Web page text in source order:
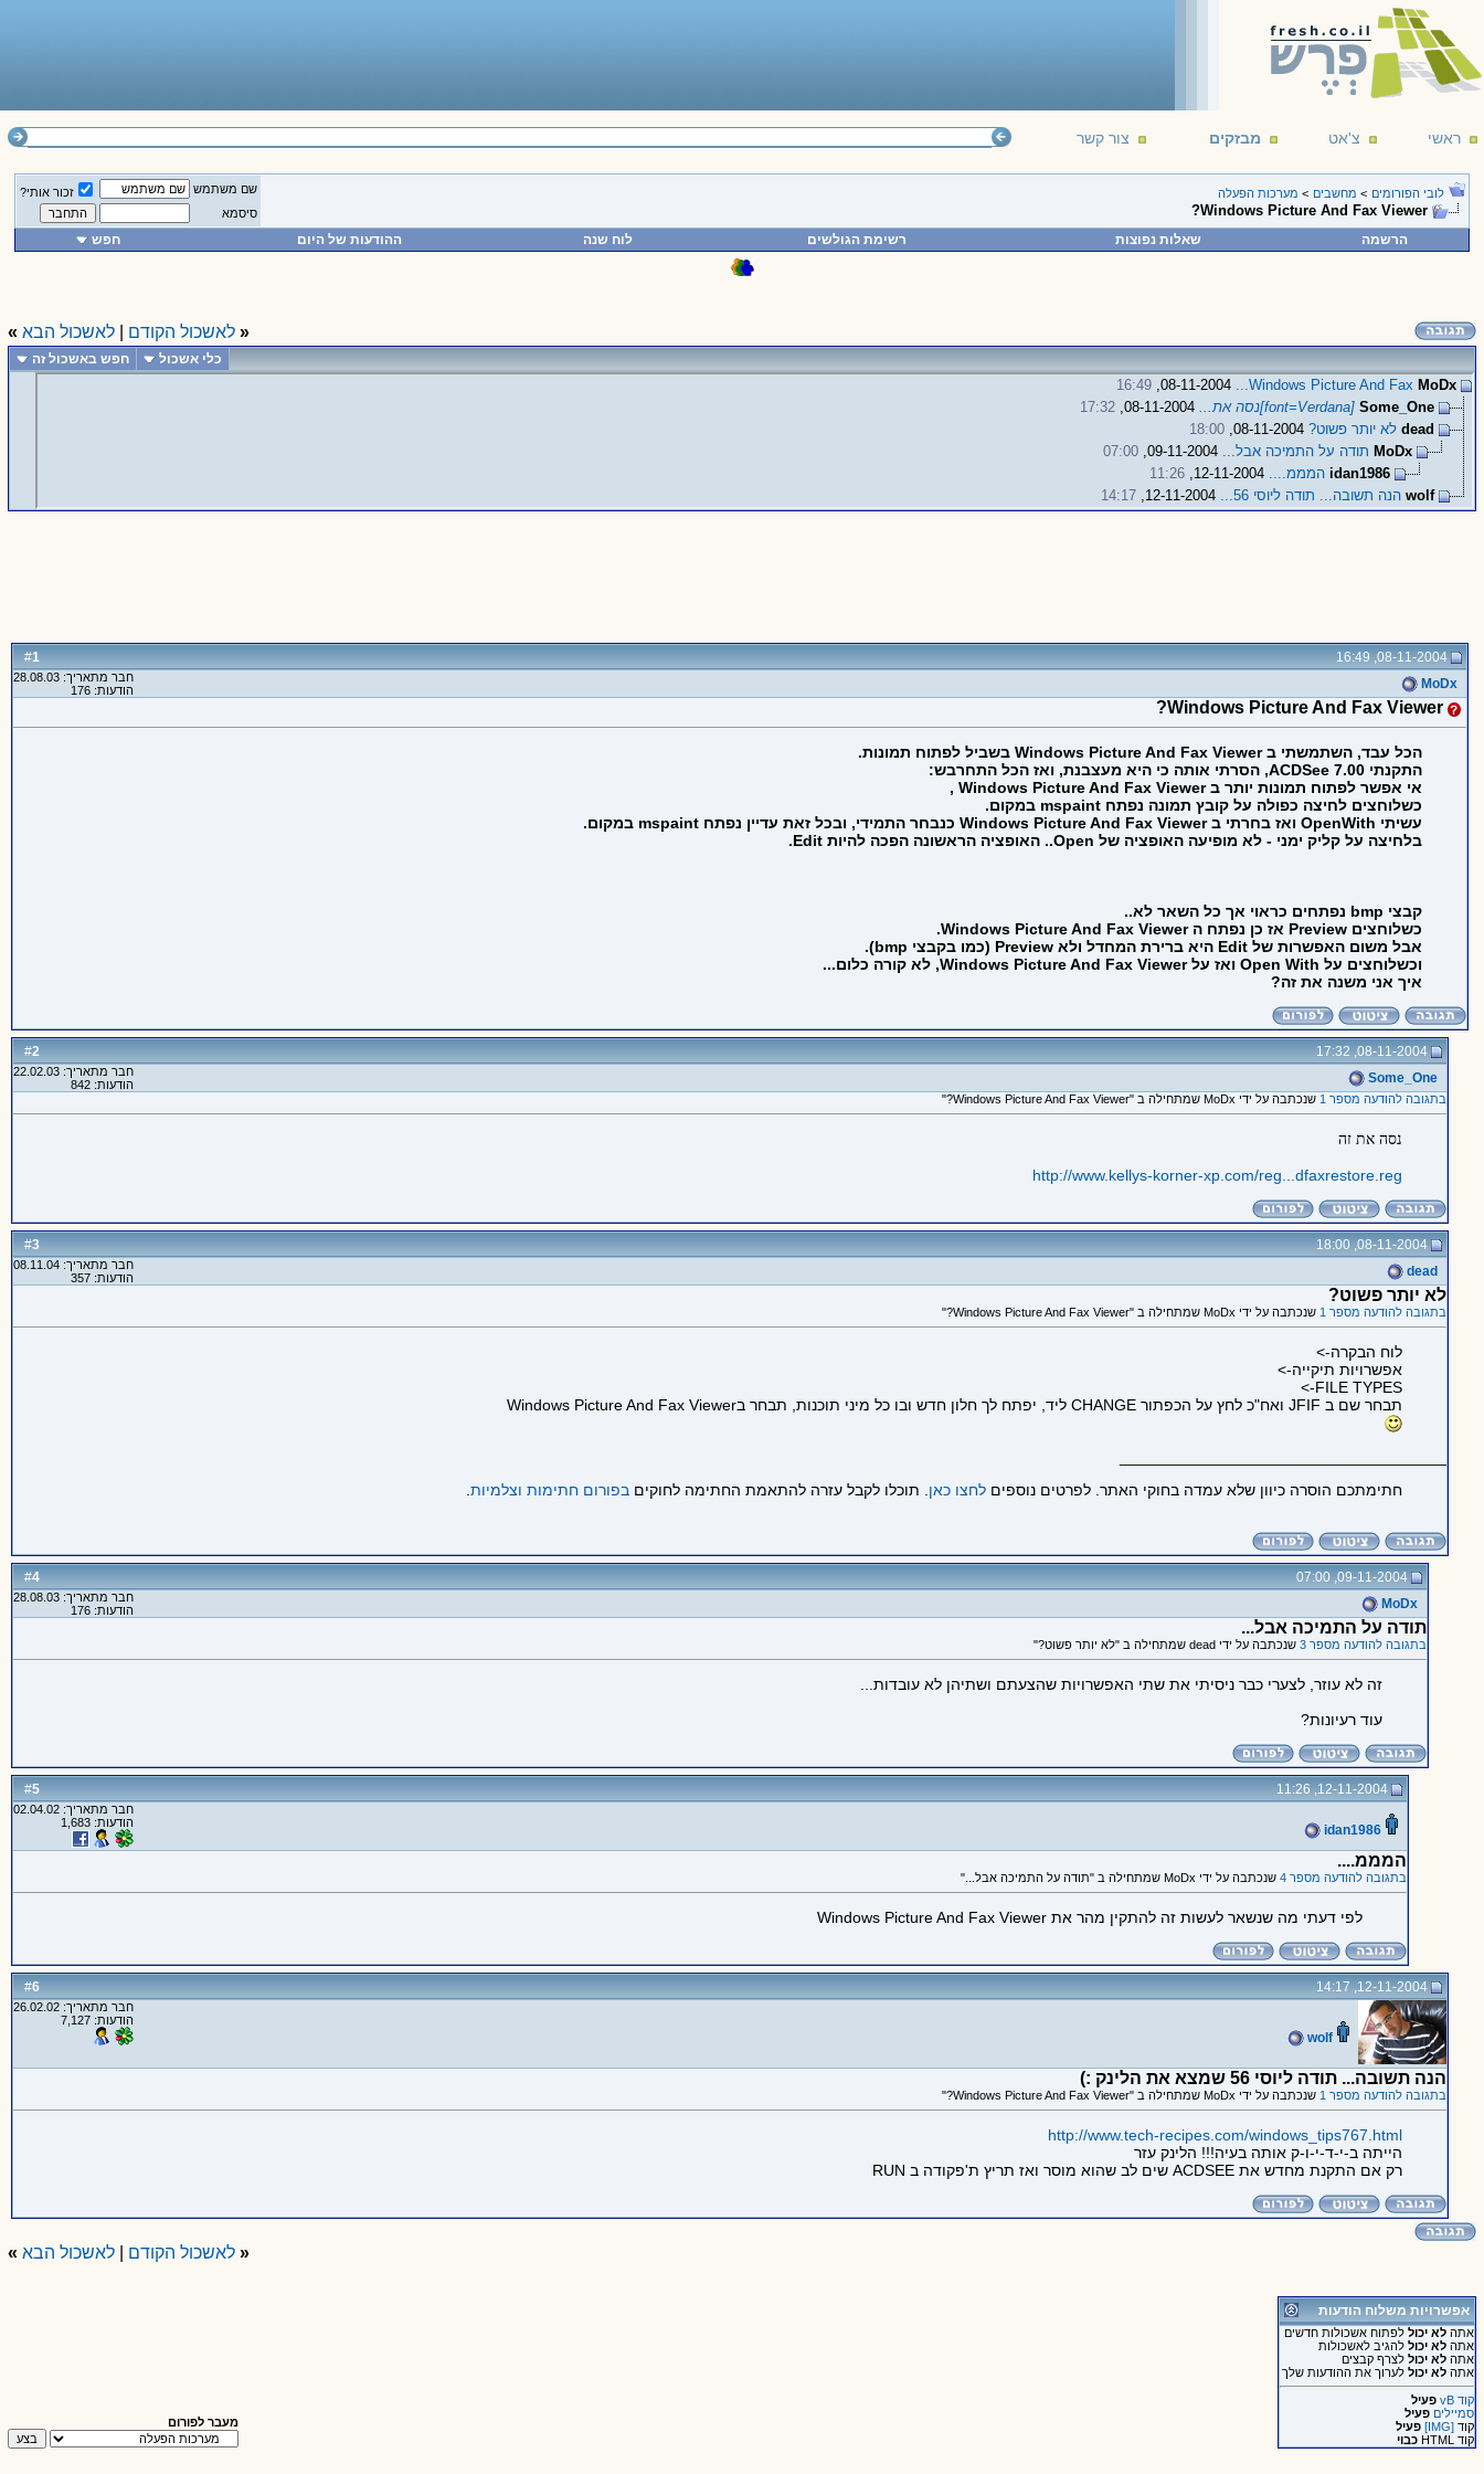
ראשי צ'אט מבזקים צור קשר
לובי הפורומים > מחשבים > מערכות הפעלה
Windows Picture And Fax Viewer?
שם משתמש
זכור אותי?
סיסמא
הרשמה שאלות נפוצות רשימת הגולשים לוח שנה ההודעות של היום חפש
« לאשכול הקודם לאשכול הבא »
כלי אשכול חפש באשכול זה
MoDx
Windows Picture And Fax...
16:49
Some_One [font=Verdana]נסה את... 08-11-2004,
17:32
dead לא יותר פשוט?08-11-2004,
18:00
MoDx תודה על התמיכה אבל...
07:00
idan1986 המממ....
11:26
wolf הנה תשובה... תודה ליוסי 56... 14:17
#
1
08-11-2004, 16:49
MoDx
חבר מתאריך: 28.08.03
הודעות: 176
Windows Picture And Fax Viewer?
הכל עבד, השתמשתי ב Windows Picture And Fax Viewer בשביל לפתוח תמונות.
התקנתי ACDSee 7.00, הסרתי אותה כי היא מעצבנת, ואז הכל התחרבש:
אי אפשר לפתוח תמונות יותר ב Windows Picture And Fax Viewer ,
כשלוחצים לחיצה כפולה על קובץ תמונה נפתח mspaint במקום.
עשיתי OpenWith ואז בחרתי ב Windows Picture And Fax Viewer כנבחר התמידי, ובכל זאת עדיין נפתח mspaint במקום.
בלחיצה על קליק ימני - לא מופיעה האופציה של Open.. האופציה הראשונה הפכה להיות Edit.
קבצי bmp נפתחים כראוי אך כל השאר לא..
כשלוחצים Preview אז כן נפתח ה Windows Picture And Fax Viewer.
אבל משום האפשרות של Edit היא ברירת המחדל ולא Preview (כמו בקבצי bmp).
וכשלוחצים על Open With ואז על Windows Picture And Fax Viewer, לא קורה כלום...
איך אני משנה את זה?
#
2
08-11-2004, 17:32
Some_One
חבר מתאריך: 22.02.03
הודעות: 842
בתגובה להודעה מספר 1
שנכתבה על ידי MoDx שמתחילה ב "Windows Picture And Fax Viewer?"
נסה את זה
http://www.kellys-korner-xp.com/reg...dfaxrestore.reg
#
3
08-11-2004, 18:00
dead
חבר מתאריך: 08.11.04
הודעות: 357
לא יותר פשוט?
בתגובה להודעה מספר 1 שנכתבה על ידי MoDx שמתחילה ב "Windows Picture And Fax Viewer?"
לוח הבקרה->
אפשרויות תיקייה->
FILE TYPES->
תבחר שם ב JFIF ואח"כ לחץ על הכפתור CHANGE ליד, יפתח לך חלון חדש ובו כל מיני תוכנות, תבחר בWindows Picture And Fax Viewer
חתימתכם הוסרה כיוון שלא עמדה בחוקי האתר. לפרטים נוספים לחצו כאן. תוכלו לקבל עזרה להתאמת החתימה לחוקים בפורום חתימות וצלמיות.
#
4
09-11-2004, 07:00
MoDx
חבר מתאריך: 28.08.03
הודעות: 176
תודה על התמיכה אבל...
בתגובה להודעה מספר 3 שנכתבה על ידי dead שמתחילה ב "לא יותר פשוט?"
זה לא עוזר, לצערי כבר ניסיתי את שתי האפשרויות שהצעתם ושתיהן לא עובדות...
עוד רעיונות?
#
5 12-11-2004, 11:26
idan1986
חבר מתאריך: 02.04.02
הודעות: 1,683
המממ....
בתגובה להודעה מספר 4 שנכתבה על ידי MoDx שמתחילה ב "תודה על התמיכה אבל..."
לפי דעתי מה שנשאר לעשות זה להתקין מהר את Windows Picture And Fax Viewer
#
6 12-11-2004, 14:17
wolf
חבר מתאריך: 26.02.02
הודעות: 7,127
הנה תשובה... תודה ליוסי 56 שמצא את הלינק :)
בתגובה להודעה מספר 1 שנכתבה על ידי MoDx שמתחילה ב "Windows Picture And Fax Viewer?"
http://www.tech-recipes.com/windows_tips767.html
הייתה ב-י-ד-י-ו-ק אותה בעיה!!! הלינק עזר
רק אם התקנת מחדש את ACDSEE שים לב שהוא מוסר ואז תריץ ת'פקודה ב RUN
« לאשכול הקודם |לאשכול הבא »
אפשרויות משלוח הודעות
אתה לא יכוללפתוח אשכולות חדשים
אתה לא יכוללהגיב לאשכולות
אתה לא יכוללצרף קבצים
אתה לא יכוללערוך את ההודעות שלך
קוד vB
פעיל
סמיילים פעיל
קוד [IMG]
פעיל
קוד HTML
כבוי
מעבר לפורום